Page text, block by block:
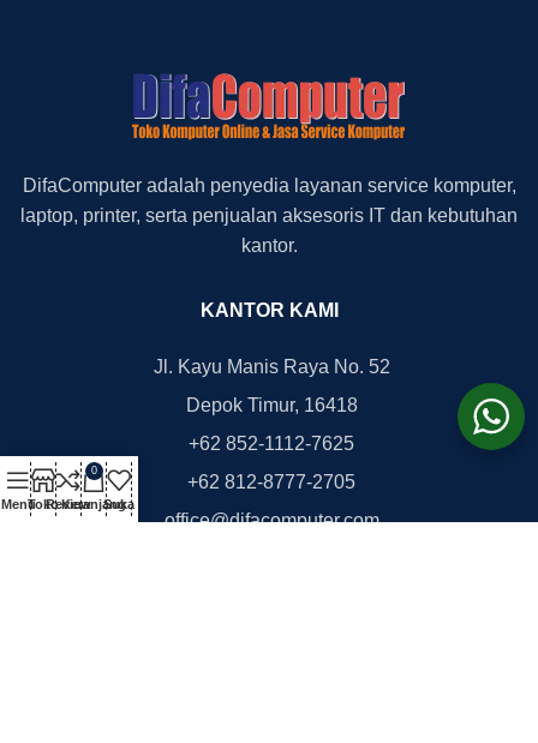
DifaComputer adalah penyedia layanan service komputer,
laptop, printer, serta penjualan aksesoris IT dan kebutuhan
kantor.
KANTOR KAMI
Jl. Kayu Manis Raya No. 52
Depok Timur, 16418
+62 852-1112-7625
+62 812-8777-2705
office@difacomputer.com
MenuTokoReview
0
Keranjang
Suka